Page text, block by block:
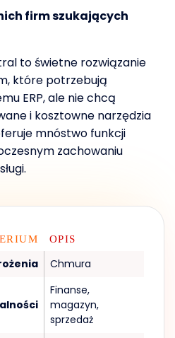
firm szukających
to świetne rozwiązanie
które potrzebują
ERP, ale nie chcą
i kosztowne narzędzia
mnóstwo funkcji
zachowaniu
OPIS
Chmura
Finanse,
magazyn,
sprzedaż